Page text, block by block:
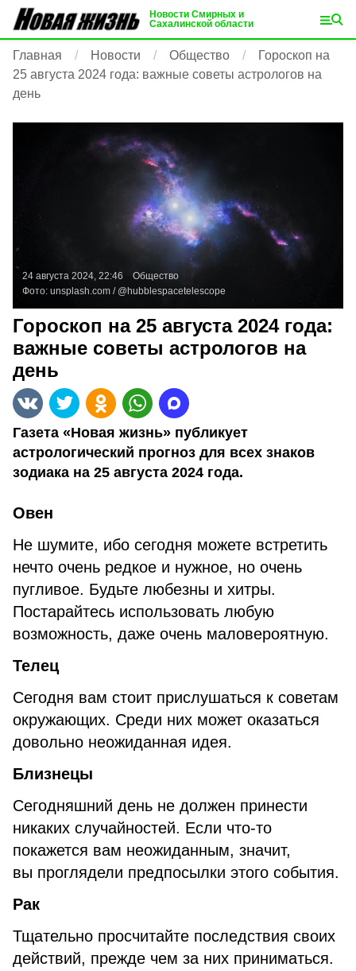
Новости Смирных и
Сахалинской области
Главная Новости Общество
Гороскоп на
25 августа 2024 года: важные советы астрологов на
день
24 августа 2024, 22:46
Общество
Фото: unsplash.com / @hubblespacetelescope
Гороскоп на 25 августа 2024 года:
важные советы астрологов на
день
Газета «Новая жизнь» публикует
астрологический прогноз для всех знаков
зодиака на 25 августа 2024 года.
Овен
Не шумите, ибо сегодня можете встретить
нечто очень редкое и нужное, но очень
пугливое. Будьте любезны и хитры.
Постарайтесь использовать любую
возможность, даже очень маловероятную.
Телец
Сегодня вам стоит прислушаться к советам
окружающих. Среди них может оказаться
довольно неожиданная идея.
Близнецы
Сегодняшний день не должен принести
никаких случайностей. Если что-то
покажется вам неожиданным, значит,
вы проглядели предпосылки этого события.
Рак
Тщательно просчитайте последствия своих
действий, прежде чем за них приниматься.